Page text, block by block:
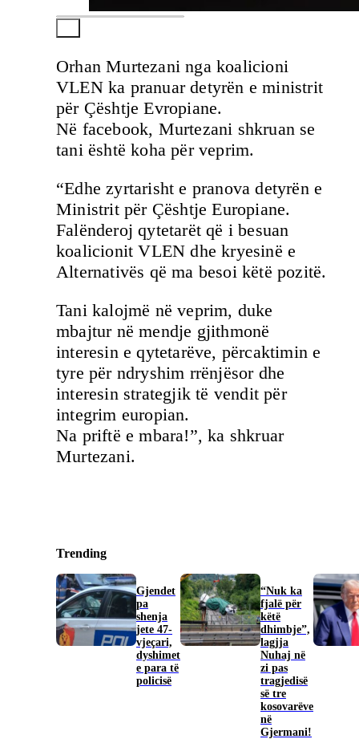
Orhan Murtezani nga koalicioni
VLEN ka pranuar detyrën e ministrit
për Çështje Evropiane.
Në facebook, Murtezani shkruan se
tani është koha për veprim.
“Edhe zyrtarisht e pranova detyrën e
Ministrit për Çështje Europiane.
Falënderoj qytetarët që i besuan
koalicionit VLEN dhe kryesinë e
Alternativës që ma besoi këtë pozitë.
Tani kalojmë në veprim, duke
mbajtur në mendje gjithmonë
interesin e qytetarëve, përcaktimin e
tyre për ndryshim rrënjësor dhe
interesin strategjik të vendit për
integrim europian.
Na priftë e mbara!”, ka shkruar
Murtezani.
Trending
Gjendet
pa
shenja
jete 47-
vjeçari,
dyshimet
e para të
policisë
“Nuk ka
fjalë për
këtë
dhimbje”,
lagjja
Nuhaj në
zi pas
tragjedisë
së tre
kosovarëve
në
Gjermani!